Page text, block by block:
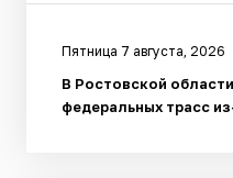
Пятница 7 августа, 2026
В Ростовской
федеральных трасс